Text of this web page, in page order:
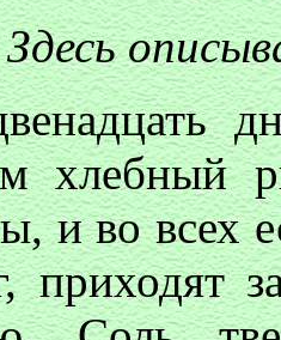
Здесь
хлебный
и во всех
приходят